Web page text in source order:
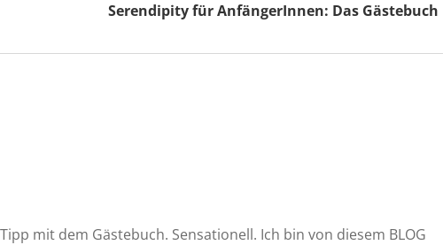
Serendipity für AnfängerInnen: Das Gästebuch
mit dem Gästebuch. Sensationell. Ich bin von diesem BLOG